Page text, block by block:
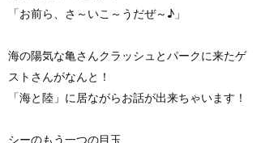
「お前ら、さ～いこ～うだぜ～♪」
海の陽気な亀さんクラッシュとパークに来たゲ
ストさんがなんと！
「海と陸」に居ながらお話が出来ちゃいます！
シーのもう一つの目玉